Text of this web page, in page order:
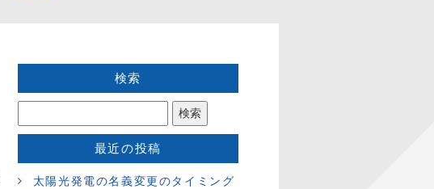
検索
最近の投稿
太陽光発電の名義変更のタイミング